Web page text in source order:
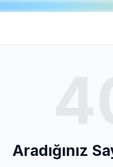
Aradığınız